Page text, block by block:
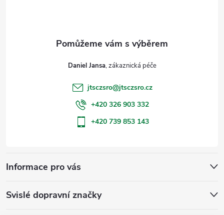
Informace pro vás
Svislé dopravní značky
Daniel Jansa
jtsczsro@jtsczsro.cz
+420 326 903 332
+420 739 853 143